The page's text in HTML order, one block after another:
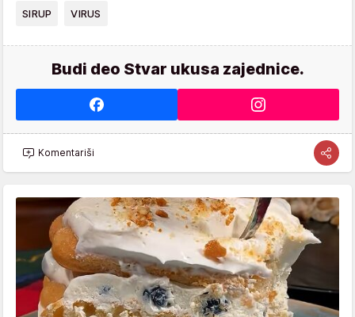
SIRUP VIRUS
Budi deo Stvar ukusa zajednice.
Komentariši